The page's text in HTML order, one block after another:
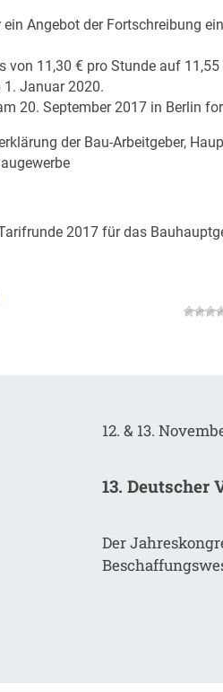
Angebot der Fortschreibung
von 11,30 € pro Stunde auf
Januar 2020.
20. September 2017 in Berlin
der Bau-Arbeitgeber,
2017 für das
12. & 13.
13. Deutscher
Der